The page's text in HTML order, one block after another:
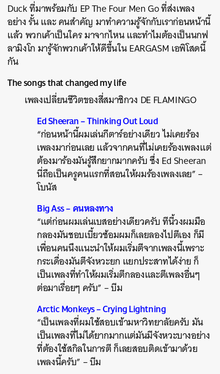
Duck ที่มาพร้อมกับ EP The Four Men Go ที่ส่งเพลง
อย่าง รั้น และ คนสำคัญ มาทำความรู้จักกับเราก่อนหน้านี้
แล้ว พวกเค้าเป็นใคร มาจากไหน และทำไมต้องเป็นนกฟ
ลามิงโก มารู้จักพวกเค้าให้ดีขึ้นใน EARGASM เอพิโสดนี้
กัน
The songs that changed my life
เพลงเปลี่ยนชีวิตของสี่สมาชิกวง DE FLAMINGO
Ed Sheeran – Thinking Out Loud
“ก่อนหน้านี้ผมเล่นกีตาร์อย่างเดียว ไม่เคยร้อง
เพลงมาก่อนเลย แล้วจากคนที่ไม่เคยร้องเพลงแต่
ต้องมาร้องมันรู้สึกยากมากครับ ซึ่ง Ed Sheeran
นี่ถือเป็นครูคนแรกที่สอนให้ผมร้องเพลงเลย” –
โบนัส
Big Ass – คนหลงทาง
“แต่ก่อนผมเล่นเบสอย่างเดียวครับ ทีนี้วงผมมือ
กลองมันชอบเบี้ยวซ้อมผมก็เลยลองไปตีเอง ก็มี
เพื่อนคนนึงแนะนำให้ผมเริ่มตีจากเพลงนี้เพราะ
กระเดื่องมันตีจังหวะยก แยกประสาทได้ง่าย ก็
เป็นเพลงที่ทำให้ผมเริ่มตีกลองและตีเพลงอื่นๆ
ต่อมาเรื่อยๆ ครับ” – บีม
Arctic Monkeys – Crying Lightning
“เป็นเพลงที่ผมใช้สอบเข้ามหาวิทยาลัยครับ มัน
เป็นเพลงที่ไม่ได้ยากมากแต่มันมีจังหวะบางอย่าง
ที่ต้องใช้สกิลในการตี ก็เลยสอบติดเข้ามาด้วย
เพลงนี้ครับ” – บีม